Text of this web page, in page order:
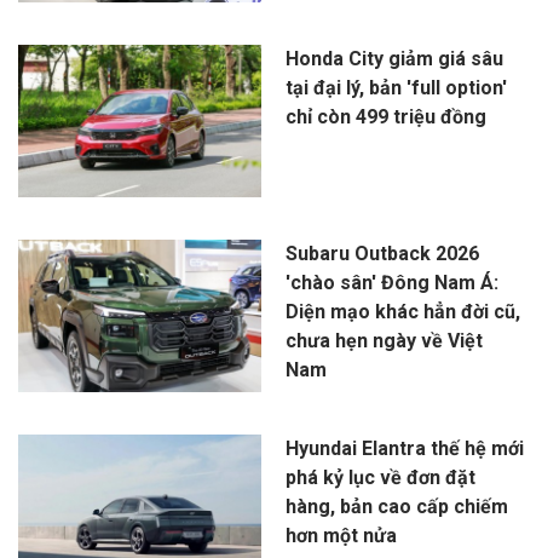
Honda City giảm giá sâu
tại đại lý, bản 'full option'
chỉ còn 499 triệu đồng
Subaru Outback 2026
'chào sân' Đông Nam Á:
Diện mạo khác hẳn đời cũ,
chưa hẹn ngày về Việt
Nam
Hyundai Elantra thế hệ mới
phá kỷ lục về đơn đặt
hàng, bản cao cấp chiếm
hơn một nửa